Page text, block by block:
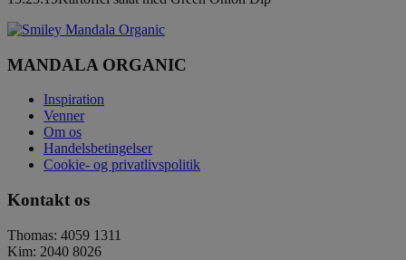
MANDALA ORGANIC
Inspiration
Venner
Om os
Handelsbetingelser
Cookie- og privatlivspolitik
Kontakt os
Thomas: 4059 1311
Kim: 2040 8026